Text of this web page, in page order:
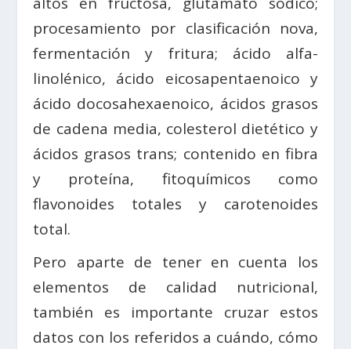
procesamiento por clasificación nova,
fermentación y fritura; ácido alfa-
linolénico, ácido eicosapentaenoico y
ácido docosahexaenoico, ácidos grasos
de cadena media, colesterol dietético y
ácidos grasos trans; contenido en fibra
y proteína, fitoquímicos como
flavonoides totales y carotenoides
total.
Pero aparte de tener en cuenta los
elementos de calidad nutricional,
también es importante cruzar estos
datos con los referidos a cuándo, cómo